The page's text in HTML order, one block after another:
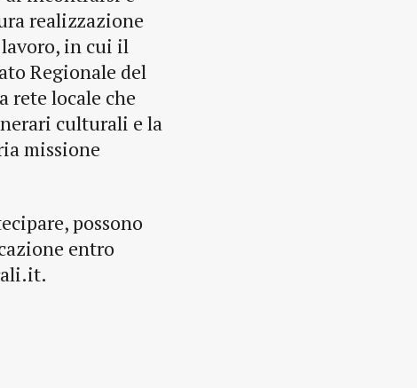
realizzazione
in cui il
Regionale del
rete locale che
culturali e la
missione
possono
entro